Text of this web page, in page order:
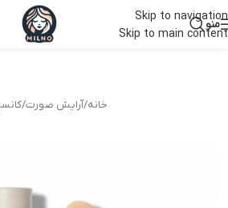
Skip to navigation
Skip to main content
منو
خانه/آرایش صورت/